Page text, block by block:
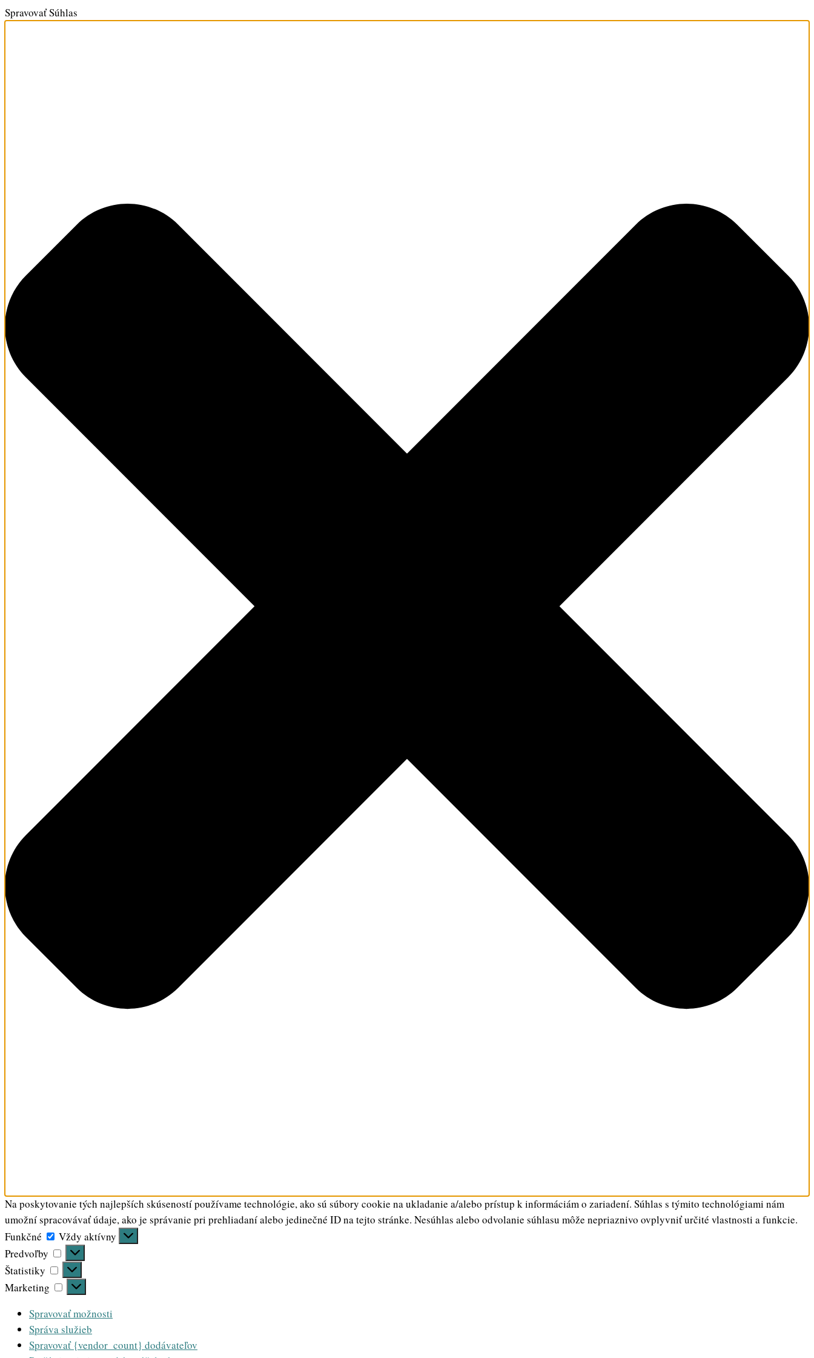
Spravovať Súhlas
Na poskytovanie tých najlepších skúseností používame technológie, ako sú súbory cookie na ukladanie a/alebo prístup k informáciám o zariadení. Súhlas s týmito technológiami nám
umožní spracovávať údaje, ako je správanie pri prehliadaní alebo jedinečné ID na tejto stránke. Nesúhlas alebo odvolanie súhlasu môže nepriaznivo ovplyvniť určité vlastnosti a funkcie.
Funkčné
Funkčné
Vždy aktívny
Predvoľby
Predvoľby
Štatistiky
Štatistiky
Marketing
Marketing
Spravovať možnosti
Správa služieb
Spravovať {vendor_count} dodávateľov